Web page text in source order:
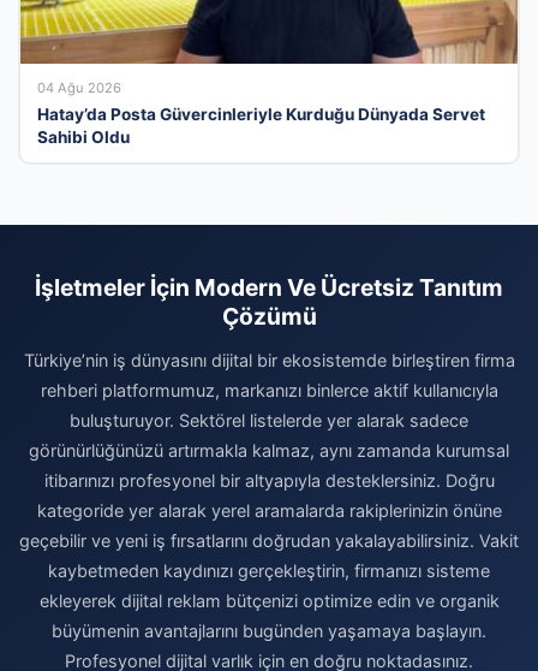
04 Ağu 2026
Hatay’da Posta Güvercinleriyle Kurduğu Dünyada Servet
Sahibi Oldu
İşletmeler İçin Modern Ve Ücretsiz Tanıtım
Çözümü
Türkiye’nin iş dünyasını dijital bir ekosistemde birleştiren firma
rehberi platformumuz, markanızı binlerce aktif kullanıcıyla
buluşturuyor. Sektörel listelerde yer alarak sadece
görünürlüğünüzü artırmakla kalmaz, aynı zamanda kurumsal
itibarınızı profesyonel bir altyapıyla desteklersiniz. Doğru
kategoride yer alarak yerel aramalarda rakiplerinizin önüne
geçebilir ve yeni iş fırsatlarını doğrudan yakalayabilirsiniz. Vakit
kaybetmeden kaydınızı gerçekleştirin, firmanızı sisteme
ekleyerek dijital reklam bütçenizi optimize edin ve organik
büyümenin avantajlarını bugünden yaşamaya başlayın.
Profesyonel dijital varlık için en doğru noktadasınız.